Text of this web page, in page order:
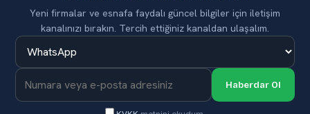
Yeni firmalar ve esnafa faydalı güncel bilgiler için iletişim
kanalınızı bırakın. Tercih ettiğiniz kanaldan ulaşalım.
Haberdar Ol